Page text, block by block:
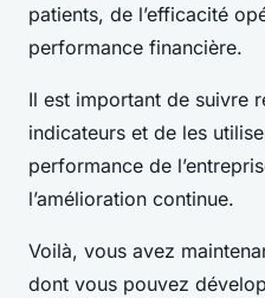
patients, de l’efficacité
performance financière.
Il est important de suivre
indicateurs et de les
performance de
l’amélioration continue.
Voilà, vous avez
dont vous pouvez